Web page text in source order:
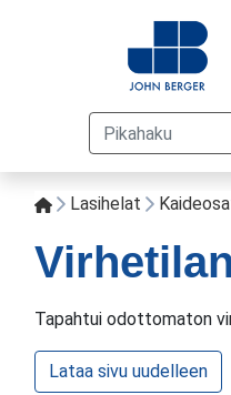
Lasihelat
Tapahtui odottomaton
Lataa sivu uudelleen